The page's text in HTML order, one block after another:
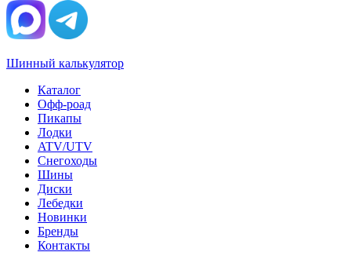
Шинный калькулятор
Каталог
Офф-роад
Пикапы
Лодки
ATV/UTV
Снегоходы
Шины
Диски
Лебедки
Новинки
Бренды
Контакты